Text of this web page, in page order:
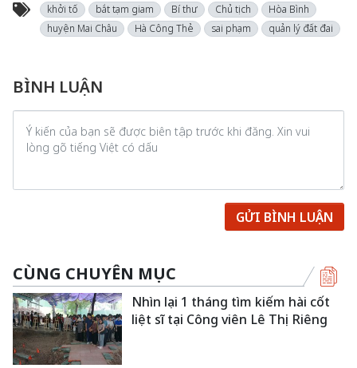
khởi tố bắt tạm giam Bí thư Chủ tịch
Hòa Bình
huyện Mai Châu
Hà Công Thẻ sai phạm quản lý đất đai
BÌNH LUẬN
GỬI BÌNH LUẬN
CÙNG CHUYÊN MỤC
Nhìn lại 1 tháng tìm kiếm hài cốt
liệt sĩ tại Công viên Lê Thị Riêng